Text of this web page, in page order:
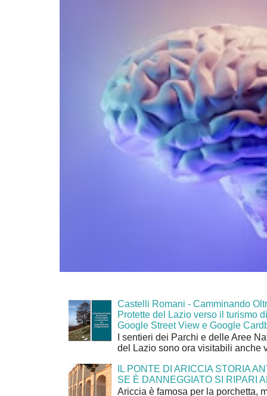
Castelli Romani - Camminando
Protette del Lazio verso il turismo
Google Street View e Google
I sentieri dei Parchi e delle Aree
del Lazio sono ora visitabili anche
IL PONTE DI ARICCIA STORIA
SE È DANNEGGIATO SI RIPARI
Ariccia è famosa per la porchetta,